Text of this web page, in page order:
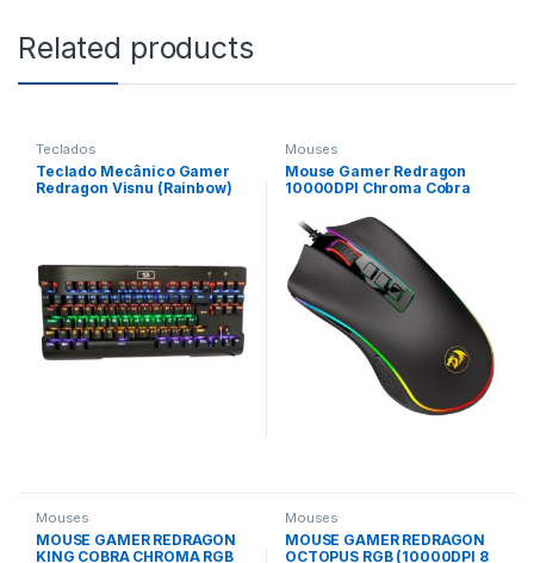
Related products
Teclados
Teclado Mecânico Gamer
Redragon Visnu (Rainbow)
Mouses
Mouse Gamer Redragon
10000DPI Chroma Cobra
Mouses
MOUSE GAMER REDRAGON
KING COBRA CHROMA RGB
Mouses
MOUSE GAMER REDRAGON
OCTOPUS RGB (10000DPI 8